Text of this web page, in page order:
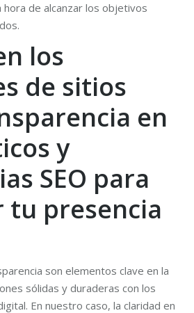
de alcanzar los objetivos
los
de sitios
en
y
SEO para
tu presencia
son elementos clave en la
sólidas y duraderas con los
En nuestro caso, la claridad en